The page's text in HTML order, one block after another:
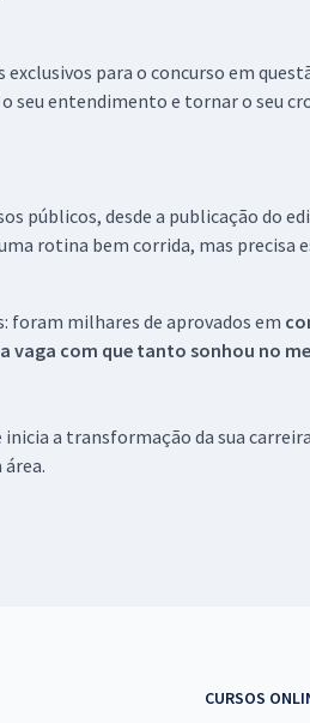
para o concurso em
seu entendimento e tornar o seu
públicos, desde a publicação do
rotina bem corrida, mas precisa
foram milhares de aprovados em
vaga com que tanto sonhou no
a transformação da sua
CURSOS